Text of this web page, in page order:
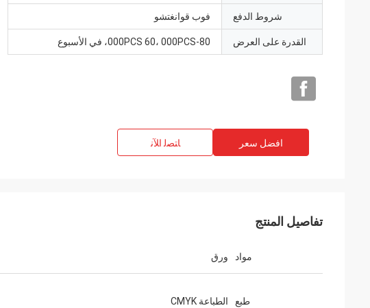
شروط الدفع فوب قوانغتشو
القدرة على العرض 000PCS 60، 000PCS-80، في الأسبوع
افضل سعر ﺎﺘﺼﻟ ﺍﻶﻧ
تفاصيل المنتج
مواد ورق
طبع الطباعة CMYK